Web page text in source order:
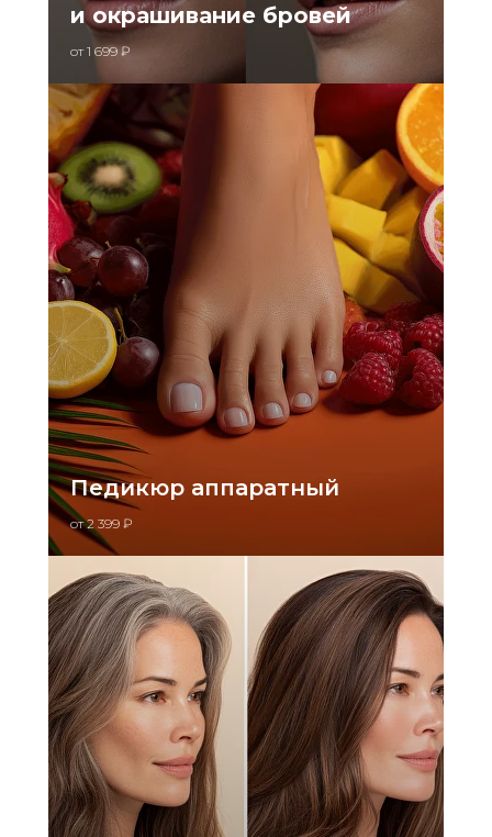
и окрашивание бровей
от 1 699 ₽
Педикюр аппаратный
от 2 399 ₽